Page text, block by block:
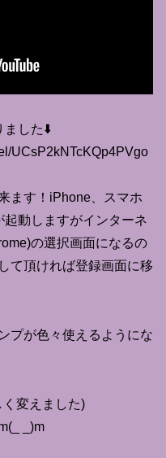
ました⬇️
UCsP2kNTcKQp4PVgo
ます！iPhone、スマホ
動しますがインターネ
の選択画面になるの
て頂ければ登録画面に移
プが色々使えるようにな
変えました)
_)m